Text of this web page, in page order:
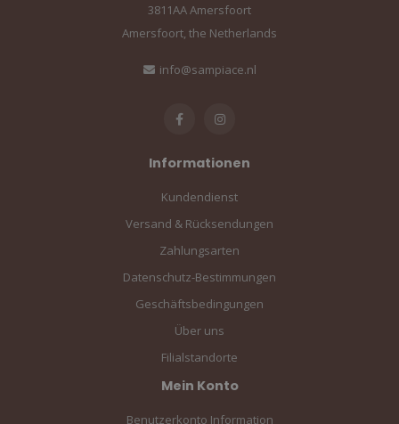
3811AA Amersfoort
Amersfoort, the Netherlands
info@sampiace.nl
Informationen
Kundendienst
Versand & Rücksendungen
Zahlungsarten
Datenschutz-Bestimmungen
Geschäftsbedingungen
Über uns
Filialstandorte
Mein Konto
Benutzerkonto Information